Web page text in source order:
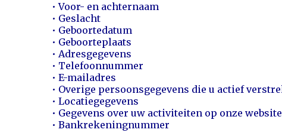
• Voor- en achternaam
• Geslacht
• Geboortedatum
• Geboorteplaats
• Adresgegevens
• Telefoonnummer
• E-mailadres
• Overige persoonsgegevens die u actief
• Locatiegegevens
• Gegevens over uw activiteiten op onze website
• Bankrekeningnummer